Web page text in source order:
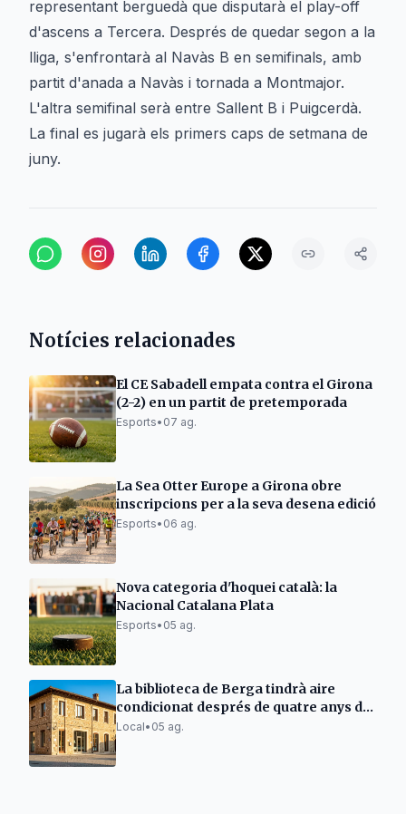
representant berguedà que disputarà el play-off
d'ascens a Tercera. Després de quedar segon a la
lliga, s'enfrontarà al Navàs B en semifinals, amb
partit d'anada a Navàs i tornada a Montmajor.
L'altra semifinal serà entre Sallent B i Puigcerdà.
La final es jugarà els primers caps de setmana de
juny.
Notícies relacionades
El CE Sabadell empata contra el Girona
(2-2) en un partit de pretemporada
Esports• 07 ag.
La Sea Otter Europe a Girona obre
inscripcions per a la seva desena edició
Esports• 06 ag.
Nova categoria d'hoquei català: la
Nacional Catalana Plata
Esports• 05 ag.
La biblioteca de Berga tindrà aire
condicionat després de quatre anys de
problemes
Local• 05 ag.